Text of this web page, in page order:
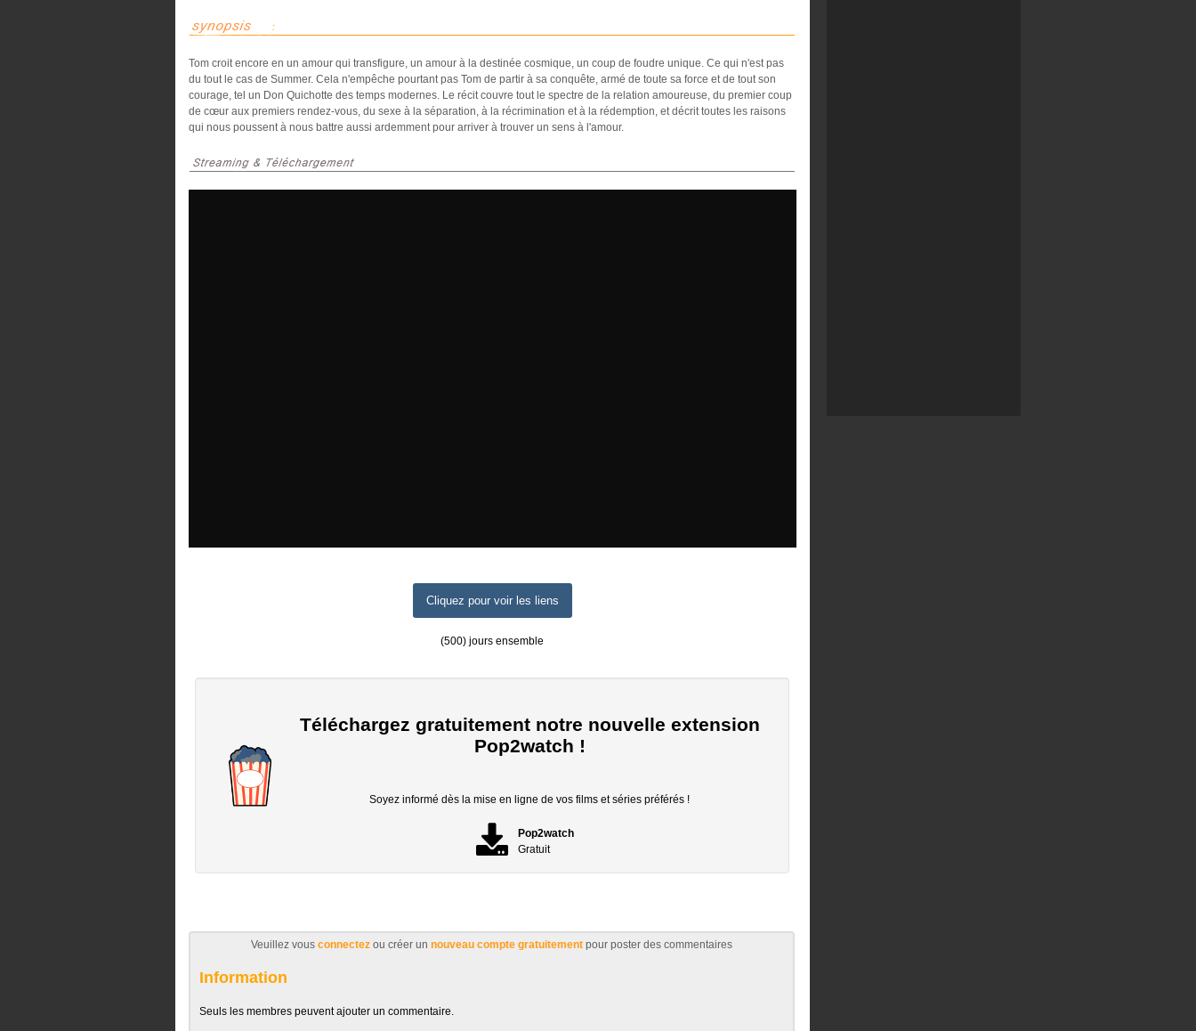
Tom croit encore en un amour qui transfigure, un amour à la destinée cosmique, un coup de foudre unique. Ce qui n'est pas
du tout le cas de Summer. Cela n'empêche pourtant pas Tom de partir à sa conquête, armé de toute sa force et de tout son
courage, tel un Don Quichotte des temps modernes. Le récit couvre tout le spectre de la relation amoureuse, du premier coup
de cœur aux premiers rendez-vous, du sexe à la séparation, à la récrimination et à la rédemption, et décrit toutes les raisons
qui nous poussent à nous battre aussi ardemment pour arriver à trouver un sens à l'amour.
Cliquez pour voir les liens
(500) jours ensemble
Téléchargez gratuitement notre nouvelle extension
Pop2watch !
Soyez informé dès la mise en ligne de vos films et séries préférés !
Pop2watch
Gratuit
Veuillez vous connectez ou créer un nouveau compte gratuitement pour poster des commentaires
Information
Seuls les membres peuvent ajouter un commentaire.